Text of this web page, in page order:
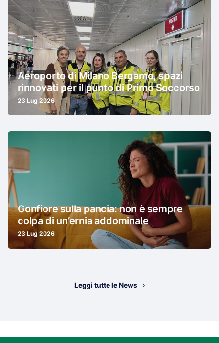
Aeroporto di Milano Bergamo, spazi
rinnovati per il punto di Primo Soccorso
23 Lug 2026
Gonfiore sulla pancia: non è sempre
colpa di un’ernia addominale
23 Lug 2026
Leggi tutte le News